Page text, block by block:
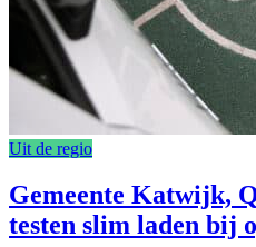
Uit de regio
Gemeente Katwijk,
testen slim laden bij